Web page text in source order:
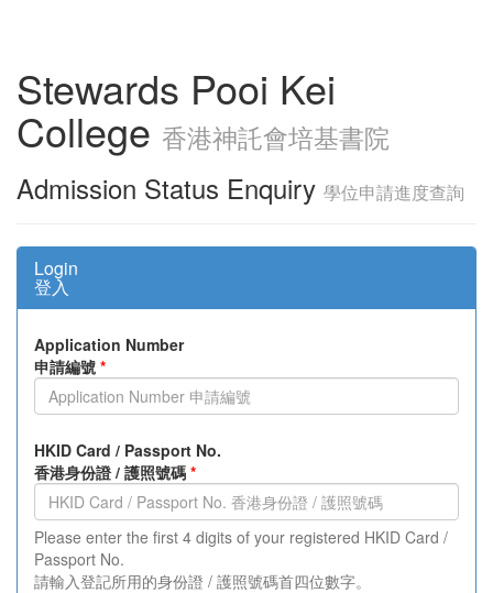
Stewards Pooi Kei
College 香港神託會培基書院
Admission Status Enquiry 學位申請進度查詢
Login
登入
Application Number
申請編號 *
HKID Card / Passport No.
香港身份證 / 護照號碼 *
Please enter the first 4 digits of your registered HKID Card /
Passport No.
請輸入登記所用的身份證 / 護照號碼首四位數字。